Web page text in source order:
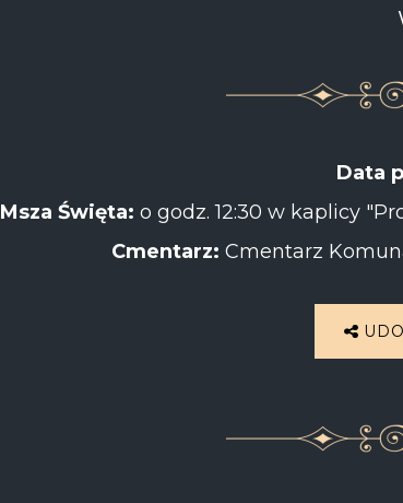
Data
Msza Święta: o godz. 12:30 w kaplicy
Cmentarz: Cmentarz